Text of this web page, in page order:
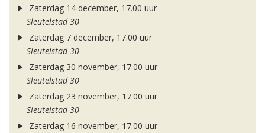
Zaterdag 14 december, 17.00 uur
Sleutelstad 30
Zaterdag 7 december, 17.00 uur
Sleutelstad 30
Zaterdag 30 november, 17.00 uur
Sleutelstad 30
Zaterdag 23 november, 17.00 uur
Sleutelstad 30
Zaterdag 16 november, 17.00 uur